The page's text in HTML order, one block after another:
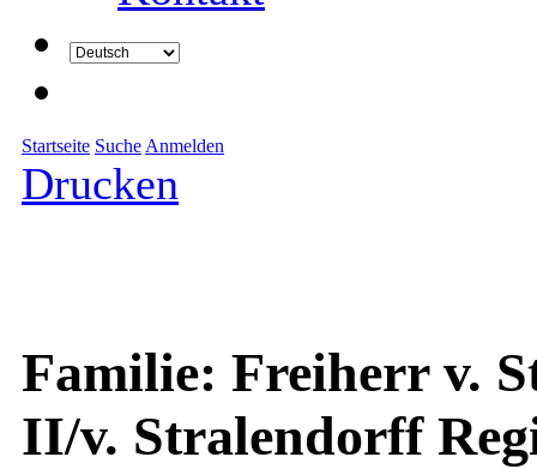
Startseite Suche Anmelden
Drucken
Familie: Freiherr v.
II/v. Stralendorff